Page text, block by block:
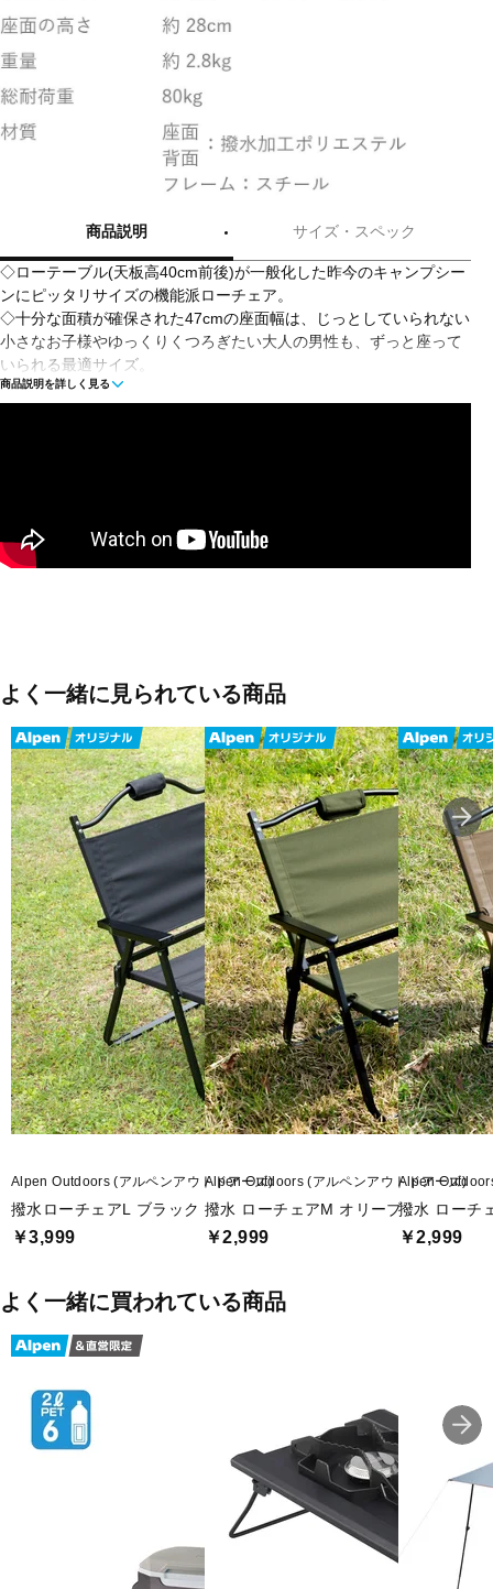
商品説明 サイズ・スペック
◇ローテーブル(天板高40cm前後)が一般化した昨今のキャンプシー
ンにピッタリサイズの機能派ローチェア。
◇十分な面積が確保された47cmの座面幅は、じっとしていられない
小さなお子様やゆっくりくつろぎたい大人の男性も、ずっと座って
いられる最適サイズ。
◇ファブリック部分の撥水加工による汚れの防止やアームレストに
◇カラーはブラック、オリーブ、タン。
■カラー：ブラック
■収納時サイズ：(幅)54×(奥行)9×(厚さ)57cm
■座面の高さ：28cm
■重量：2.8kg
■耐荷重：80kg
■生産国：中国
■2024年モデル
■メーカー型番：7315090604
商品説明を詳しく見る
よく一緒に見られている商品
Alpen Outdoors (アルペンアウトドアーズ)
撥水ローチェアL ブラック
￥3,999
Alpen Outdoors (アルペンアウトドアーズ)
撥水 ローチェアM オリーブ
￥2,999
Alpen
撥水 ローチ
￥2,999
よく一緒に買われている商品